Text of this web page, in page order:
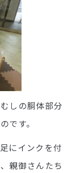
しの胴体部分
です。
にインクを付
親御さんたち